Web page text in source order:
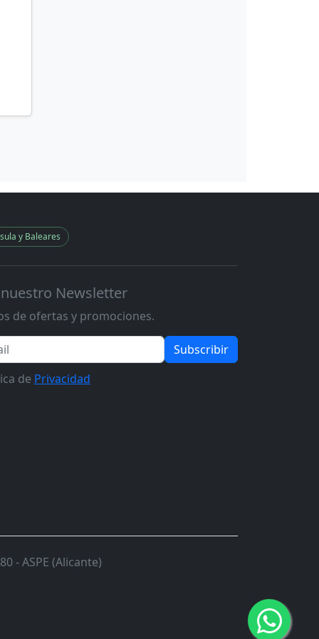
y Baleares
Newsletter
de ofertas y promociones.
Subscribir
de Privacidad
- ASPE (Alicante)